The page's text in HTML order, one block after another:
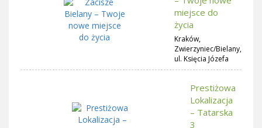
miejsce do
życia
Kraków,
Zwierzyniec/Bielany,
ul. Księcia Józefa
Prestiżowa
Lokalizacja
– Tatarska
3